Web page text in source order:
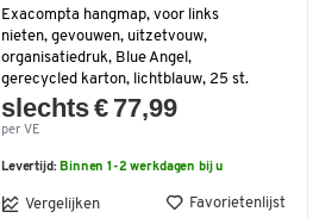
Exacompta hangmap, voor links
nieten, gevouwen, uitzetvouw,
organisatiedruk, Blue Angel,
gerecycled karton, lichtblauw, 25 st.
slechts € 77,99
per VE
Levertijd:Binnen 1-2 werkdagen bij u
Vergelijken Favorietenlijst